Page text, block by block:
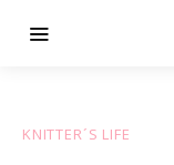
KNITTER´S LIFE